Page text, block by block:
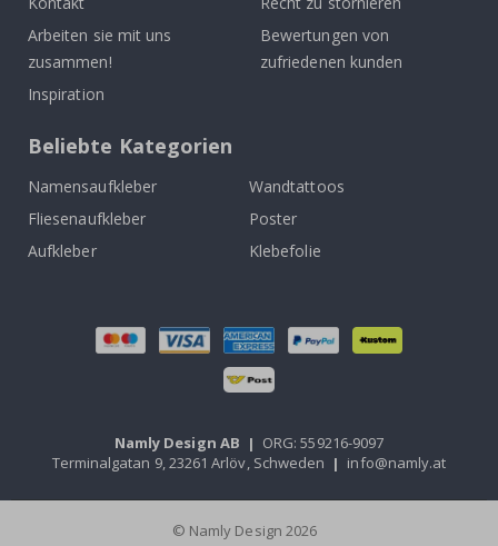
Arbeiten sie mit uns
zusammen!
Inspiration
Bewertungen von
zufriedenen kunden
Beliebte Kategorien
Namensaufkleber
Wandtattoos
Fliesenaufkleber
Poster
Aufkleber
Klebefolie
Namly Design AB | ORG: 559216-9097
Terminalgatan 9, 23261 Arlöv, Schweden | info@namly.at
© Namly Design 2026